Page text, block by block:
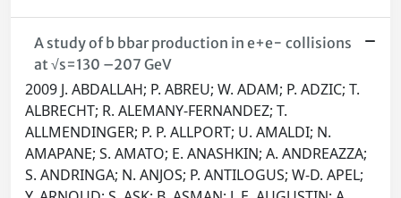
A study of b bbar production in e+e− collisions
at √s=130 –207 GeV
2009 J. ABDALLAH; P. ABREU; W. ADAM; P. ADZIC; T.
ALBRECHT; R. ALEMANY-FERNANDEZ; T.
ALLMENDINGER; P. P. ALLPORT; U. AMALDI; N.
AMAPANE; S. AMATO; E. ANASHKIN; A. ANDREAZZA;
S. ANDRINGA; N. ANJOS; P. ANTILOGUS; W-D. APEL;